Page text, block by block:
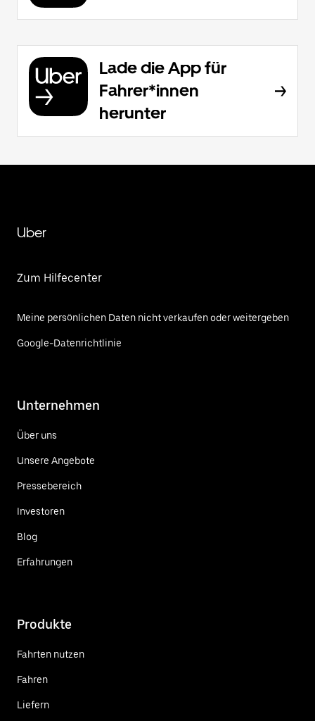
Lade die App für
Fahrer*innen
herunter
Uber
Zum Hilfecenter
Meine persönlichen Daten nicht verkaufen oder weitergeben
Google-Datenrichtlinie
Unternehmen
Über uns
Unsere Angebote
Pressebereich
Investoren
Blog
Erfahrungen
Produkte
Fahrten nutzen
Fahren
Liefern